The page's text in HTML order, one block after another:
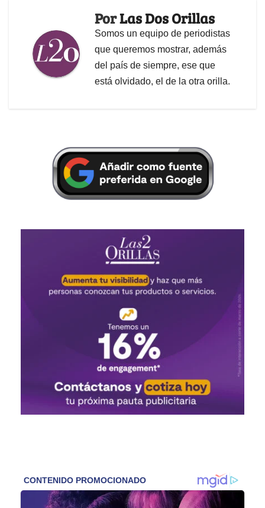
PorLas Dos Orillas
Somos un equipo de periodistas
que queremos mostrar, además
del país de siempre, ese que
está olvidado, el de la otra orilla.